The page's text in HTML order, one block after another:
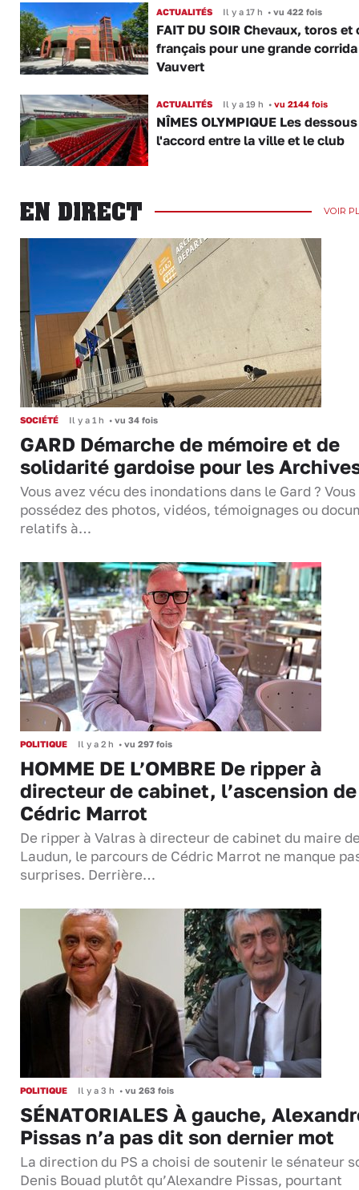
ACTUALITÉS Il y a 17 h •vu 422 fois
FAIT DU SOIR Chevaux, toros et
français pour une grande corrida
Vauvert
ACTUALITÉS Il y a 19 h •vu 2144 fois
NÎMES OLYMPIQUE Les
l'accord entre la ville et le club
EN DIRECT VOIR
SOCIÉTÉ Il y a 1 h • vu 34 fois
GARD Démarche de mémoire et de
solidarité gardoise pour les
Vous avez vécu des inondations dans le Gard ? Vous
possédez des photos, vidéos, témoignages ou
relatifs à…
POLITIQUE Il y a 2 h • vu 297 fois
HOMME DE L’OMBRE De ripper à
directeur de cabinet, l’ascension de
Cédric Marrot
De ripper à Valras à directeur de cabinet du maire
Laudun, le parcours de Cédric Marrot ne manque
surprises. Derrière…
POLITIQUE Il y a 3 h • vu 263 fois
SÉNATORIALES À gauche,
Pissas n’a pas dit son dernier mot
La direction du PS a choisi de soutenir le sénateur
Denis Bouad plutôt qu’Alexandre Pissas, pourtant